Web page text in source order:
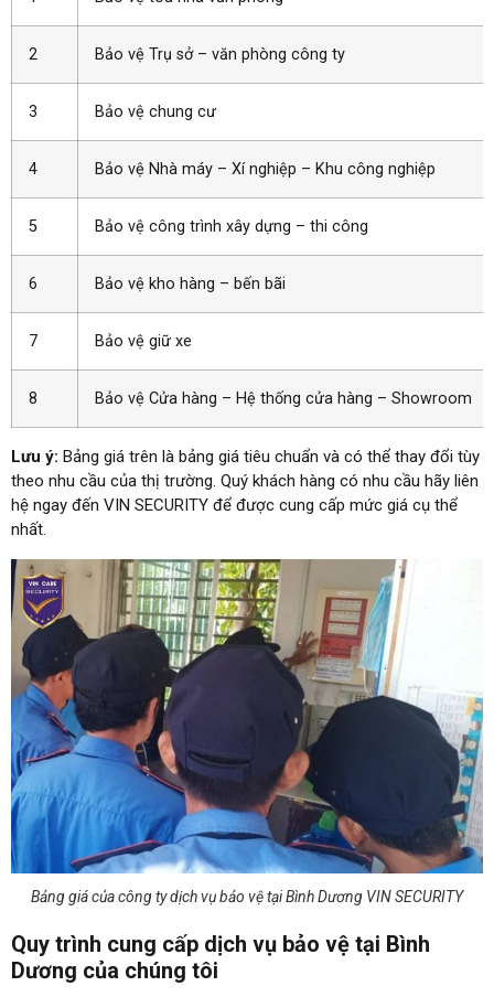
2 Bảo vệ Trụ sở – văn phòng công ty
3 Bảo vệ chung cư
4 Bảo vệ Nhà máy – Xí nghiệp – Khu công nghiệp
5 Bảo vệ công trình xây dựng – thi công
6 Bảo vệ kho hàng – bến bãi
7 Bảo vệ giữ xe
8 Bảo vệ Cửa hàng – Hệ thống cửa hàng – Showroom
Lưu ý: Bảng giá trên là bảng giá tiêu chuẩn và có thể thay đổi tùy
theo nhu cầu của thị trường. Quý khách hàng có nhu cầu hãy liên
hệ ngay đến VIN SECURITY để được cung cấp mức giá cụ thể
nhất.
Bảng giá của công ty dịch vụ bảo vệ tại Bình Dương VIN SECURITY
Quy trình cung cấp dịch vụ bảo vệ tại Bình
Dương của chúng tôi